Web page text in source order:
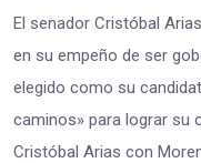
El senador Cristóbal
en su empeño de ser
elegido como su
caminos» para lograr su
Cristóbal Arias con